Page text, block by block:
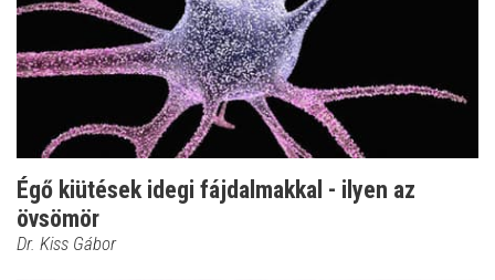
Égő kiütések idegi fájdalmakkal - ilyen az
övsömör
Dr. Kiss Gábor